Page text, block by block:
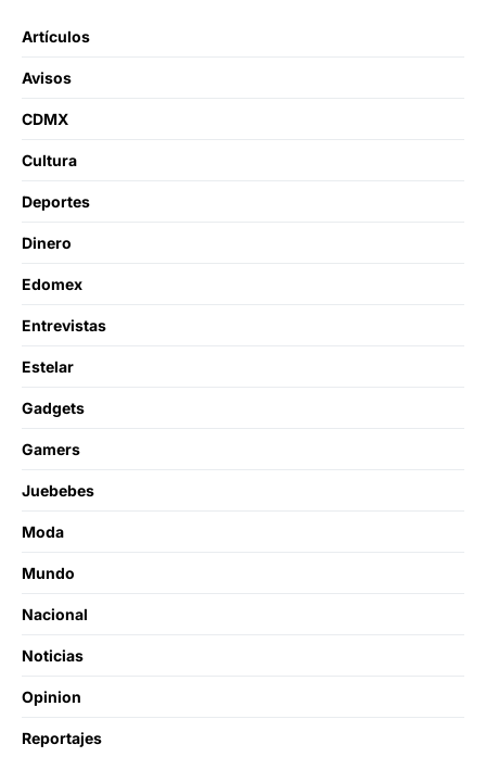
Artículos
Avisos
CDMX
Cultura
Deportes
Dinero
Edomex
Entrevistas
Estelar
Gadgets
Gamers
Juebebes
Moda
Mundo
Nacional
Noticias
Opinion
Reportajes